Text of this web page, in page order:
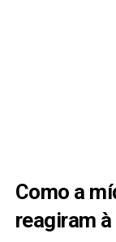
Como a
reagiram